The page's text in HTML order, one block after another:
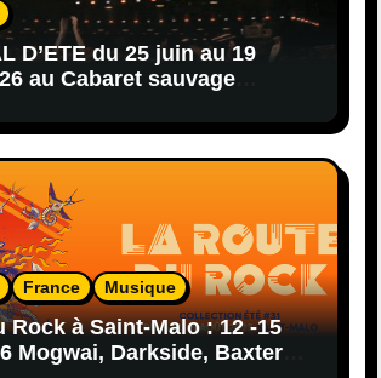
D’ETE du 25 juin au 19
au Cabaret sauvage
France Musique
Rock à Saint-Malo : 12 -15
Mogwai, Darkside, Baxter